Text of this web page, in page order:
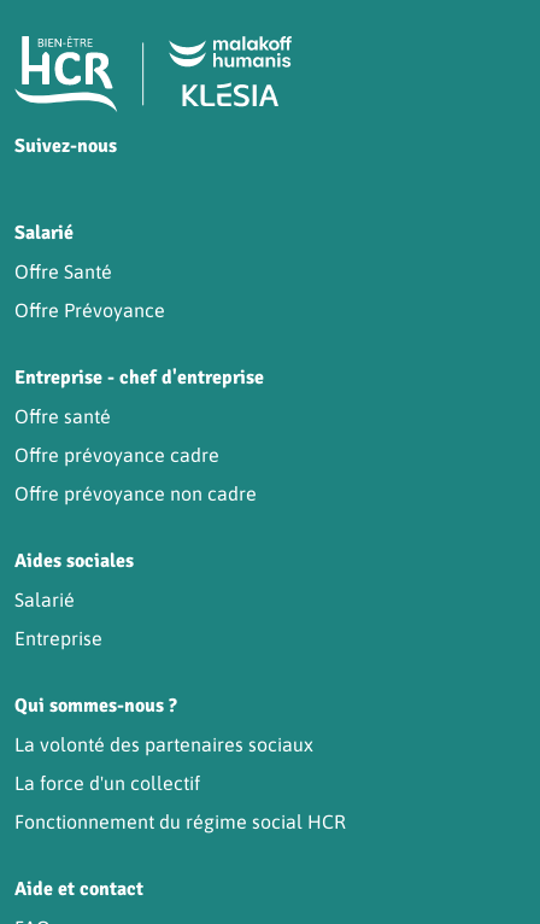
Pied de page HCR Bien-Être
Suivez-nous
Salarié
Offre Santé
Offre Prévoyance
Entreprise - chef d'entreprise
Offre santé
Offre prévoyance cadre
Offre prévoyance non cadre
Aides sociales
Salarié
Entreprise
Qui sommes-nous ?
La volonté des partenaires sociaux
La force d'un collectif
Fonctionnement du régime social HCR
Aide et contact